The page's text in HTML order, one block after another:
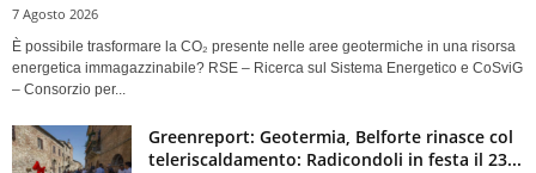
7 Agosto 2026
È possibile trasformare la CO₂ presente nelle aree geotermiche in una risorsa
energetica immagazzinabile? RSE – Ricerca sul Sistema Energetico e CoSviG
– Consorzio per...
Greenreport: Geotermia, Belforte rinasce col
teleriscaldamento: Radicondoli in festa il 23...